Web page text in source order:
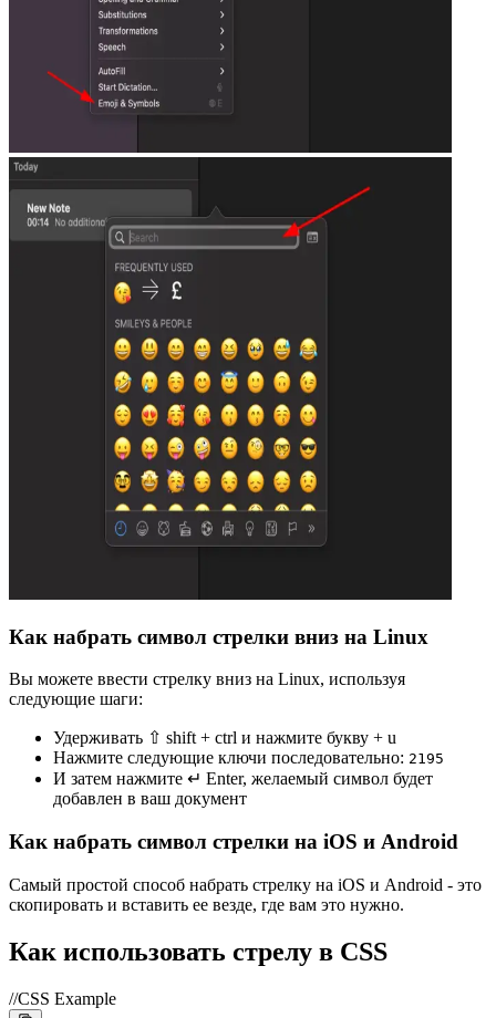
Как набрать символ стрелки вниз на Linux
Вы можете ввести стрелку вниз на Linux, используя
следующие шаги:
Удерживать ⇧ shift + ctrl и нажмите букву + u
Нажмите следующие ключи последовательно: 2195
И затем нажмите ↵ Enter, желаемый символ будет
добавлен в ваш документ
Как набрать символ стрелки на iOS и Android
Самый простой способ набрать стрелку на iOS и Android - это
скопировать и вставить ее везде, где вам это нужно.
Как использовать стрелу в CSS
//CSS Example